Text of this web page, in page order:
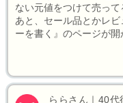
ない元値をつけて売って
あと、セール品とかレ
ーを書く』のページが開
ららさん｜40